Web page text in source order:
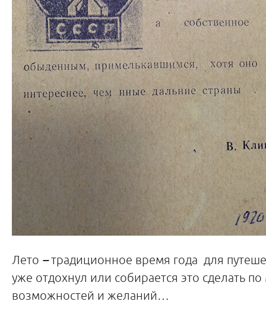
Лето –традиционное время года для
уже отдохнул или собирается это сделать
возможностей и желаний…